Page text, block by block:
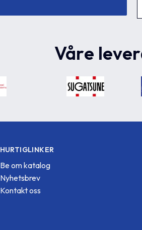
Våre
HURTIGLINKER
Be om katalog
Nyhetsbrev
Kontakt oss